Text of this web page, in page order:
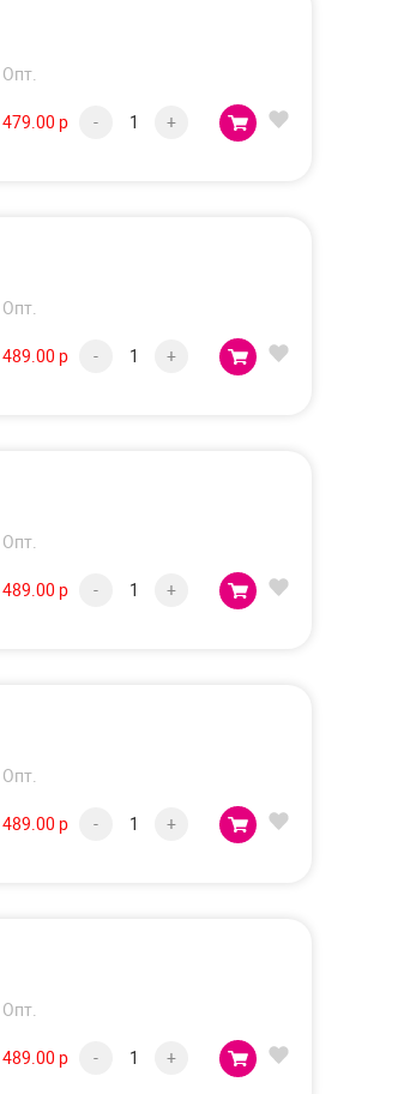
Опт.
479.00 р - +
Опт.
489.00 р - +
Опт.
489.00 р - +
Опт.
489.00 р - +
Опт.
489.00 р - +